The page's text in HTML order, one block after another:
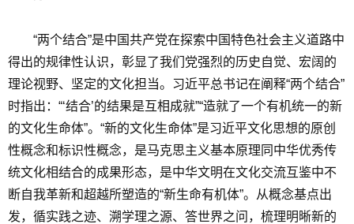
“两个结合”是中国共产党在探索中国特色社会主义道路中
得出的规律性认识，彰显了我们党强烈的历史自觉、宏阔的
理论视野、坚定的文化担当。习近平总书记在阐释“两个结合”
时指出：“‘结合’的结果是互相成就”“造就了一个有机统一的新
的文化生命体”。“新的文化生命体”是习近平文化思想的原创
性概念和标识性概念，是马克思主义基本原理同中华优秀传
统文化相结合的成果形态，是中华文明在文化交流互鉴中不
断自我革新和超越所塑造的“新生命有机体”。从概念基点出
发，循实践之迹、溯学理之源、答世界之问，梳理明晰新的